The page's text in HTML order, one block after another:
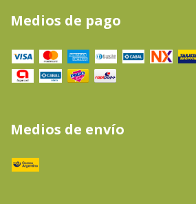
Medios de pago
Medios de envío